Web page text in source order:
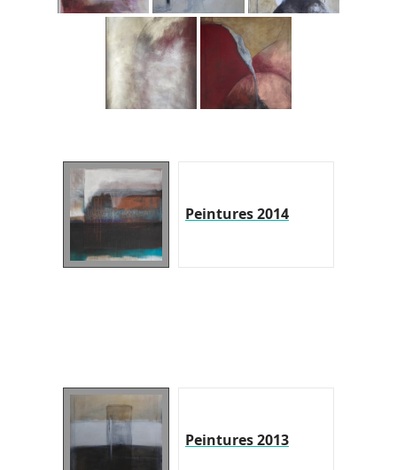
Peintures 2014
Peintures 2013